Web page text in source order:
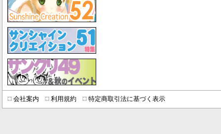
会社案内 利用規約 特定商取引法に基づく表示